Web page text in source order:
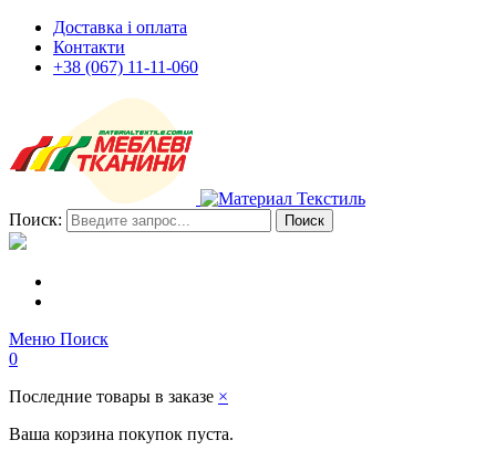
Доставка і оплата
Контакти
+38 (067) 11-11-060
Поиск: Поиск
Меню Поиск
0
Последние товары в заказе ×
Ваша корзина покупок пуста.